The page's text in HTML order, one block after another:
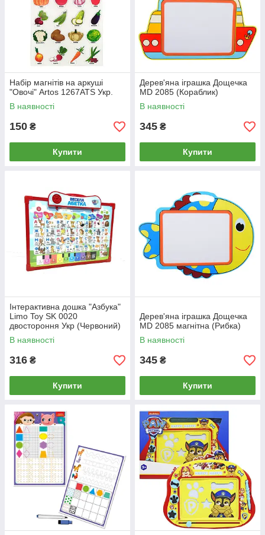
Набір магнітів на аркуші
"Овочі" Artos 1267ATS Укр.
В наявності
150 ₴
Купити
Дерев'яна іграшка Дощечка
MD 2085 (Кораблик)
В наявності
345 ₴
Купити
Інтерактивна дошка "Азбука"
Limo Toy SK 0020
двостороння Укр (Червоний)
В наявності
316 ₴
Купити
Дерев'яна іграшка Дощечка
MD 2085 магнітна (Рибка)
В наявності
345 ₴
Купити